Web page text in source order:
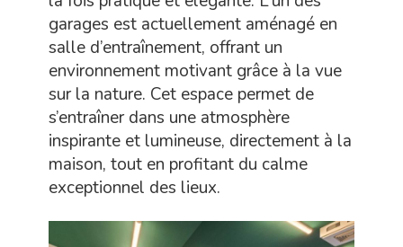
garages est actuellement aménagé en
salle d’entraînement, offrant un
environnement motivant grâce à la vue
sur la nature. Cet espace permet de
s’entraîner dans une atmosphère
inspirante et lumineuse, directement à la
maison, tout en profitant du calme
exceptionnel des lieux.